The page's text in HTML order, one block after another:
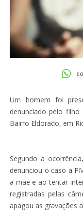
Um homem foi
denunciado pelo
Bairro Eldorado, em
Segundo a
denunciou o caso a
a mãe e ao tentar
registradas pelas
apagou as gravações